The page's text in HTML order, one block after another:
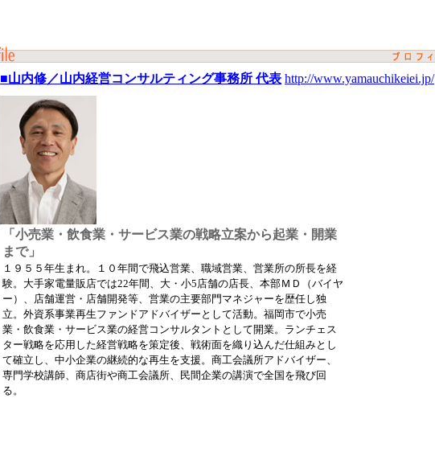
■山内修／山内経営コンサルティング事務所 代表 http://www.yamauchikeiei.jp/
「小売業・飲食業・サービス業の戦略立案から起業・開業
まで」
１９５５年生まれ。１０年間で飛込営業、職域営業、営業所の所長を経
験。大手家電量販店では22年間、大・小5店舗の店長、本部ＭＤ（バイヤ
ー）、店舗運営・店舗開発等、営業の主要部門マネジャーを歴任し独
立。外資系事業再生ファンドアドバイザーとして活動。福岡市で小売
業・飲食業・サービス業の経営コンサルタントとして開業。ランチェス
ター戦略を応用した経営戦略を策定後、戦術面を織り込んだ仕組みとし
て確立し、中小企業の継続的な再生を支援。商工会議所アドバイザー、
専門学校講師、商店街や商工会議所、民間企業の講演で全国を飛び回
る。